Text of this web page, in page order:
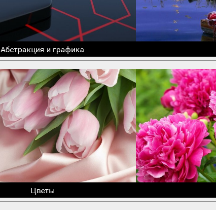
Абстракция и графика
Цветы